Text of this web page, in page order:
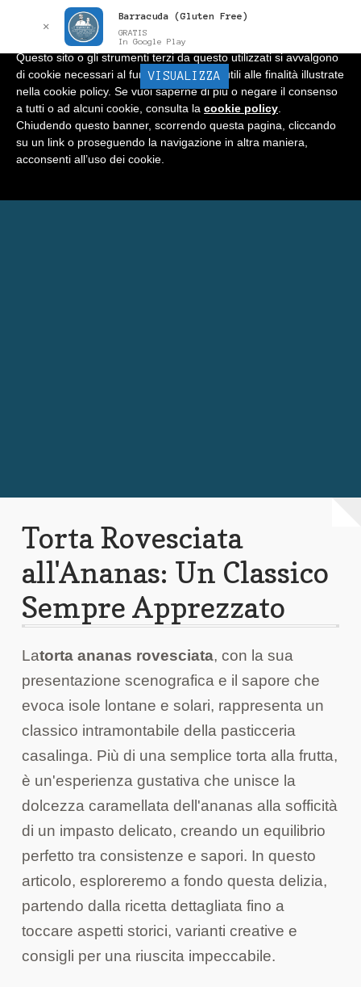
BARRACUDA Menu
Home
Negozio
Torta Rovesciata
all'Ananas: Un Classico
Sempre Apprezzato
Latorta ananas rovesciata, con la sua
presentazione scenografica e il sapore che
evoca isole lontane e solari, rappresenta un
classico intramontabile della pasticceria
casalinga. Più di una semplice torta alla frutta,
è un'esperienza gustativa che unisce la
dolcezza caramellata dell'ananas alla sofficità
di un impasto delicato, creando un equilibrio
perfetto tra consistenze e sapori. In questo
articolo, esploreremo a fondo questa delizia,
partendo dalla ricetta dettagliata fino a
toccare aspetti storici, varianti creative e
consigli per una riuscita impeccabile.
✕
Barracuda (Gluten Free)
GRATIS
In Google Play
VISUALIZZA
Informativa
Questo sito o gli strumenti terzi da questo utilizzati si avvalgono
di cookie necessari al funzionamento ed utili alle finalità illustrate
nella cookie policy. Se vuoi saperne di più o negare il consenso
a tutti o ad alcuni cookie, consulta la cookie policy
Chiudendo questo banner, scorrendo questa pagina, cliccando
su un link o proseguendo la navigazione in altra maniera,
acconsenti all’uso dei cookie.